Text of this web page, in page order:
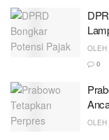
OLEH
0
OLEH